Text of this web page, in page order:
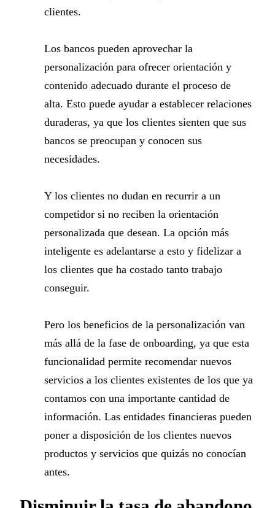
clientes.
Los bancos pueden aprovechar la
personalización para ofrecer orientación y
contenido adecuado durante el proceso de
alta. Esto puede ayudar a establecer relaciones
duraderas, ya que los clientes sienten que sus
bancos se preocupan y conocen sus
necesidades.
Y los clientes no dudan en recurrir a un
competidor si no reciben la orientación
personalizada que desean. La opción más
inteligente es adelantarse a esto y fidelizar a
los clientes que ha costado tanto trabajo
conseguir.
Pero los beneficios de la personalización van
más allá de la fase de onboarding, ya que esta
funcionalidad permite recomendar nuevos
servicios a los clientes existentes de los que ya
contamos con una importante cantidad de
información. Las entidades financieras pueden
poner a disposición de los clientes nuevos
productos y servicios que quizás no conocían
antes.